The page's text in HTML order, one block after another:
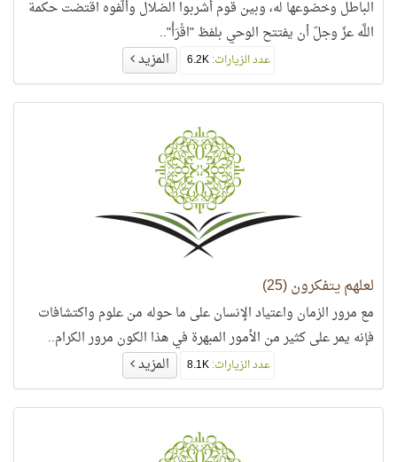
الباطل وخضوعها له، وبين قوم أشربوا الضلال وألّفوه اقتضت حكمة
اللَّه عزّ وجلّ أن يفتتح الوحي بلفظ "اقْرَأْ"..
عدد الزيارات: المزيد
لعلهم يتفكرون (25)
مع مرور الزمان واعتياد الإنسان على ما حوله من علوم واكتشافات
فإنه يمر على كثير من الأمور المبهرة في هذا الكون مرور الكرام..
عدد الزيارات: المزيد